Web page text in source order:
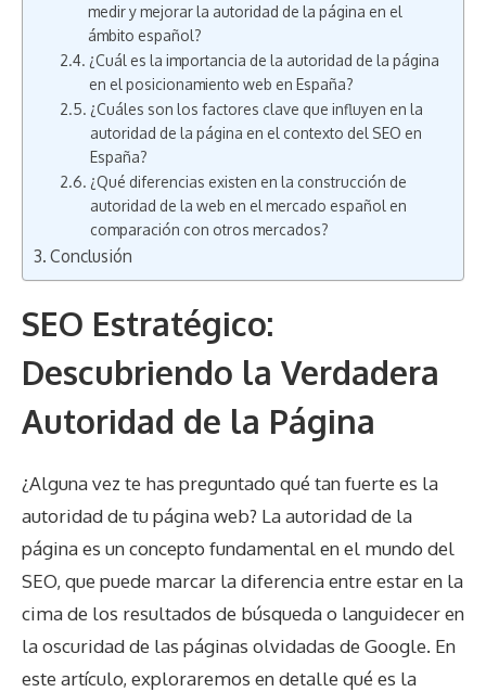
medir y mejorar la autoridad de la página en el
ámbito español?
¿Cuál es la importancia de la autoridad de la página
en el posicionamiento web en España?
¿Cuáles son los factores clave que influyen en la
autoridad de la página en el contexto del SEO en
España?
¿Qué diferencias existen en la construcción de
autoridad de la web en el mercado español en
comparación con otros mercados?
Conclusión
SEO Estratégico:
Descubriendo la Verdadera
Autoridad de la Página
¿Alguna vez te has preguntado qué tan fuerte es la
autoridad de tu página web? La autoridad de la
página es un concepto fundamental en el mundo del
SEO, que puede marcar la diferencia entre estar en la
cima de los resultados de búsqueda o languidecer en
la oscuridad de las páginas olvidadas de Google. En
este artículo, exploraremos en detalle qué es la